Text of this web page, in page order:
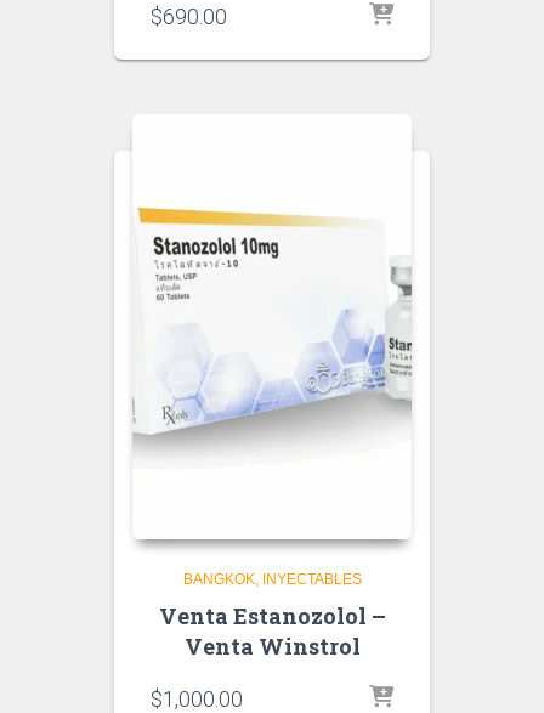
$690.00
BANGKOK INYECTABLES
Venta Estanozolol –
Venta Winstrol
$1,000.00